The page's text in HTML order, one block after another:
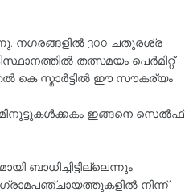
നഗരങ്ങളില്‍ 300 ചതുരശ്ര
തത്സമയം പെര്‍മിറ്റ്
കെ സ്മാര്‍ട്ടില്‍ ഈ സൗകര്യം
മിനുട്ടുകള്‍ക്കകം ഇങ്ങനെ സെല്‍ഫ്
ബാധിച്ചിട്ടില്ലെന്നും
ഗ്രാമപഞ്ചായത്തുകളില്‍ നിന്ന്